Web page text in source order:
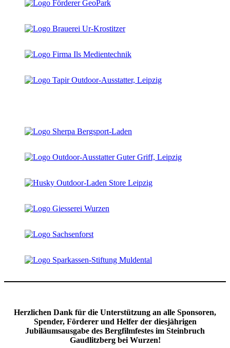
Herzlichen Dank für die Unterstützung an alle Sponsoren,
Spender, Förderer und Helfer der diesjährigen
Jubiläumsausgabe des Bergfilmfestes im Steinbruch
Gaudlitzberg bei Wurzen!